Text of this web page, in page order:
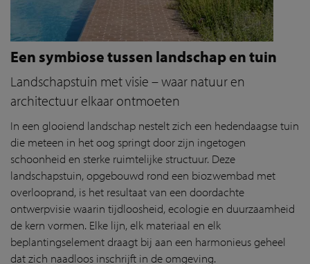
Een symbiose tussen landschap en tuin
Landschapstuin met visie – waar natuur en
architectuur elkaar ontmoeten
In een glooiend landschap nestelt zich een hedendaagse tuin
die meteen in het oog springt door zijn ingetogen
schoonheid en sterke ruimtelijke structuur. Deze
landschapstuin, opgebouwd rond een biozwembad met
overlooprand, is het resultaat van een doordachte
ontwerpvisie waarin tijdloosheid, ecologie en duurzaamheid
de kern vormen. Elke lijn, elk materiaal en elk
beplantingselement draagt bij aan een harmonieus geheel
dat zich naadloos inschrijft in de omgeving.